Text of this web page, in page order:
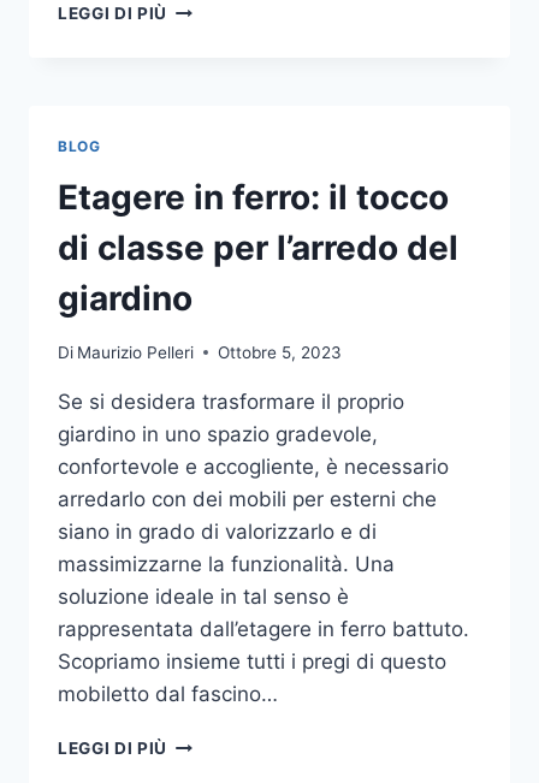
LEGGI DI PIÙ
BLOG
Etagere in ferro: il tocco
di classe per l’arredo del
giardino
Di Maurizio Pelleri Ottobre 5, 2023
Se si desidera trasformare il proprio
giardino in uno spazio gradevole,
confortevole e accogliente, è necessario
arredarlo con dei mobili per esterni che
siano in grado di valorizzarlo e di
massimizzarne la funzionalità. Una
soluzione ideale in tal senso è
rappresentata dall’etagere in ferro battuto.
Scopriamo insieme tutti i pregi di questo
mobiletto dal fascino…
LEGGI DI PIÙ ETAGERE